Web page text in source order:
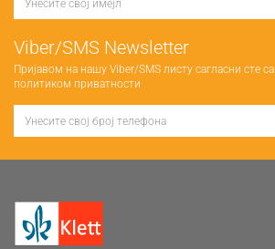
Viber/SMS Newsletter
Пријавом на нашу Viber/SMS листу сагласни сте са
политиком приватности